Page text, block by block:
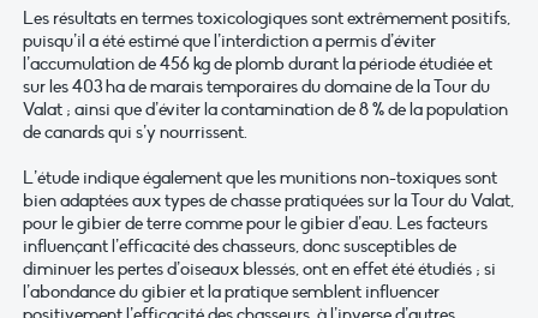
Les résultats en termes toxicologiques sont extrêmement positifs,
puisqu’il a été estimé que l’interdiction a permis d’éviter
l’accumulation de 456 kg de plomb durant la période étudiée et
sur les 403 ha de marais temporaires du domaine de la Tour du
Valat ; ainsi que d’éviter la contamination de 8 % de la population
de canards qui s’y nourrissent.
L’étude indique également que les munitions non-toxiques sont
bien adaptées aux types de chasse pratiquées sur la Tour du Valat,
pour le gibier de terre comme pour le gibier d’eau. Les facteurs
influençant l’efficacité des chasseurs, donc susceptibles de
diminuer les pertes d’oiseaux blessés, ont en effet été étudiés ; si
l’abondance du gibier et la pratique semblent influencer